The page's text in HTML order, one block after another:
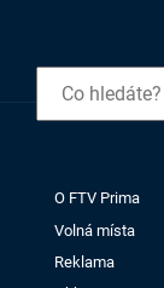
O FTV Prima
Volná místa
Reklama